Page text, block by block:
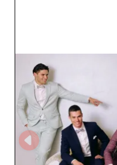
service client réactif, le
facilité, assurant un
fiabilité de SIA KOKOS
à offrir un service rapide
délais de livraison
un atout majeur pour
disponibilité rapide des produits.
KOKOS, c'est bénéficier
tendance et de qualité
partenariat solide qui
croissance. Faites
fournir des vêtements
votre clientèle et